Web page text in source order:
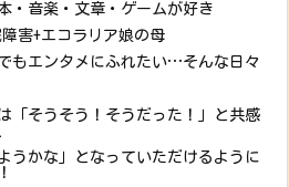
・音楽・文章・ゲームが好き
障害+エコラリア娘の母
エンタメにふれたい…そんな日々
「そうそう！そうだった！」と共感
うかな」となっていただけるように